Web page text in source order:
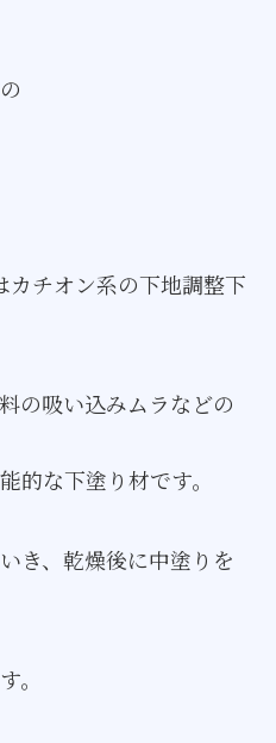
チオン系の下地調整下
の吸い込みムラなどの
的な下塗り材です。
き、乾燥後に中塗りを
。